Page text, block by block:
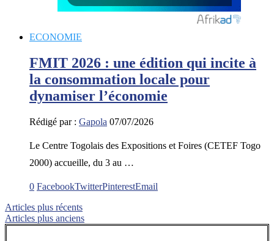
ECONOMIE
FMIT 2026 : une édition qui incite à
la consommation locale pour
dynamiser l’économie
Rédigé par : Gapola 07/07/2026
Le Centre Togolais des Expositions et Foires (CETEF Togo
2000) accueille, du 3 au …
0 FacebookTwitterPinterestEmail
Articles plus récents
Articles plus anciens